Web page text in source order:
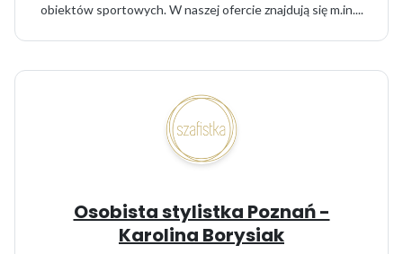
obiektów sportowych. W naszej ofercie znajdują się m.in....
Osobista stylistka Poznań -
Karolina Borysiak